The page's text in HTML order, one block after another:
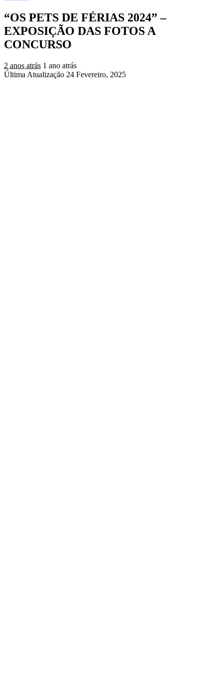
“OS PETS DE FÉRIAS 2024” –
EXPOSIÇÃO DAS FOTOS A
CONCURSO
2 anos atrás 1 ano atrás
Última Atualização 24 Fevereiro, 2025